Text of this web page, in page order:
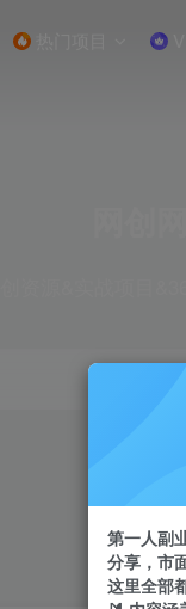
第一人副
分享，市
这里全部